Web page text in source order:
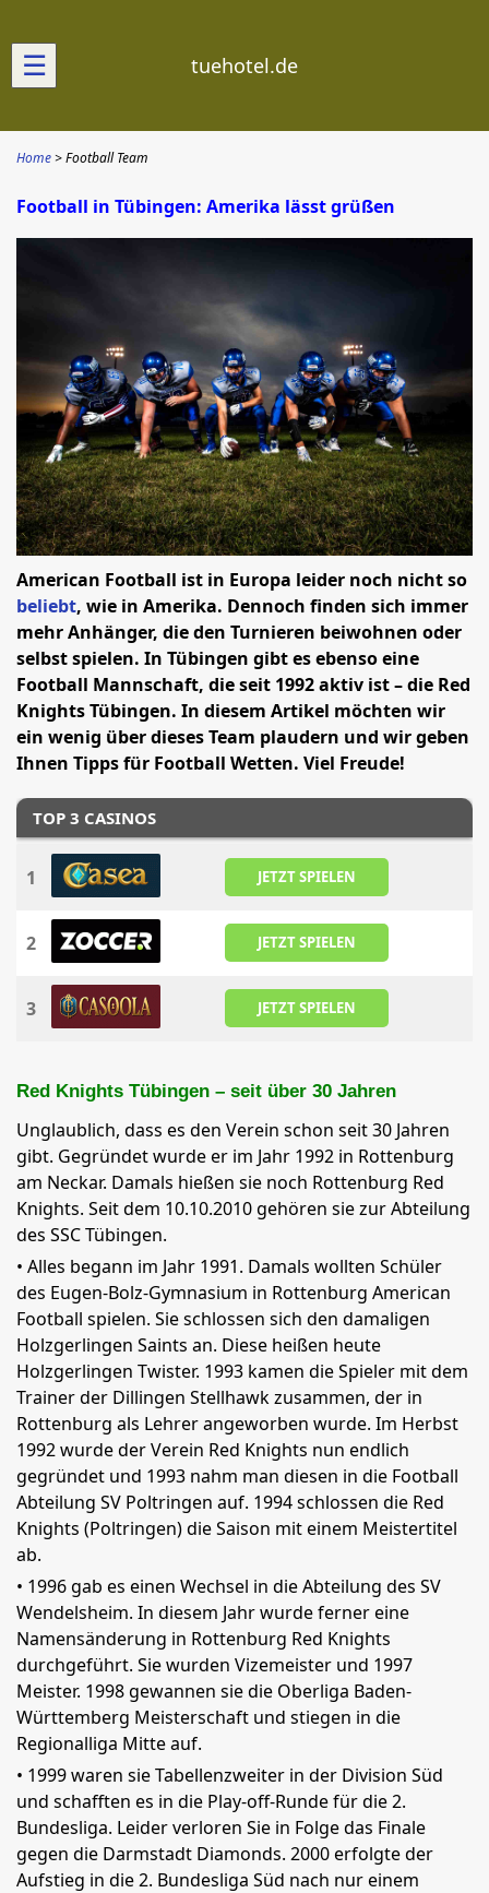
☰ tuehotel.de
Home Football Team
Football in Tübingen: Amerika lässt grüßen
American Football ist in Europa leider noch nicht so
beliebt, wie in Amerika. Dennoch finden sich immer
mehr Anhänger, die den Turnieren beiwohnen oder
selbst spielen. In Tübingen gibt es ebenso eine
Football Mannschaft, die seit 1992 aktiv ist – die Red
Knights Tübingen. In diesem Artikel möchten wir
ein wenig über dieses Team plaudern und wir geben
Ihnen Tipps für Football Wetten. Viel Freude!
TOP 3 CASINOS
1 JETZT SPIELEN
2 JETZT SPIELEN
3 JETZT SPIELEN
Red Knights Tübingen – seit über 30 Jahren
Unglaublich, dass es den Verein schon seit 30 Jahren
gibt. Gegründet wurde er im Jahr 1992 in Rottenburg
am Neckar. Damals hießen sie noch Rottenburg Red
Knights. Seit dem 10.10.2010 gehören sie zur Abteilung
des SSC Tübingen.
• Alles begann im Jahr 1991. Damals wollten Schüler
des Eugen-Bolz-Gymnasium in Rottenburg American
Football spielen. Sie schlossen sich den damaligen
Holzgerlingen Saints an. Diese heißen heute
Holzgerlingen Twister. 1993 kamen die Spieler mit dem
Trainer der Dillingen Stellhawk zusammen, der in
Rottenburg als Lehrer angeworben wurde. Im Herbst
1992 wurde der Verein Red Knights nun endlich
gegründet und 1993 nahm man diesen in die Football
Abteilung SV Poltringen auf. 1994 schlossen die Red
Knights (Poltringen) die Saison mit einem Meistertitel
ab.
• 1996 gab es einen Wechsel in die Abteilung des SV
Wendelsheim. In diesem Jahr wurde ferner eine
Namensänderung in Rottenburg Red Knights
durchgeführt. Sie wurden Vizemeister und 1997
Meister. 1998 gewannen sie die Oberliga Baden-
Württemberg Meisterschaft und stiegen in die
Regionalliga Mitte auf.
• 1999 waren sie Tabellenzweiter in der Division Süd
und schafften es in die Play-off-Runde für die 2.
Bundesliga. Leider verloren Sie in Folge das Finale
gegen die Darmstadt Diamonds. 2000 erfolgte der
Aufstieg in die 2. Bundesliga Süd nach nur einem